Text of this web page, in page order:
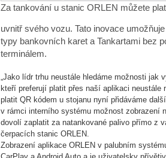
Za tankování u stanic ORLEN můžete
uvnitř svého vozu. Tato inovace
typy bankovních karet a Tankartami bez
terminálem.
„Jako lídr trhu neustále hledáme možnosti jak
kteří preferují platit přes naší aplikaci
platit QR kódem u stojanu nyní přidáváme
v rámci interního systému možnost zobrazení
dovolí zaplatit za natankované palivo přímo z
čerpacích stanic ORLEN.
Zobrazení aplikace ORLEN v palubním